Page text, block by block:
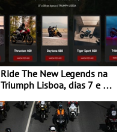
Ride The New Legends na
Triumph Lisboa, dias 7 e 8